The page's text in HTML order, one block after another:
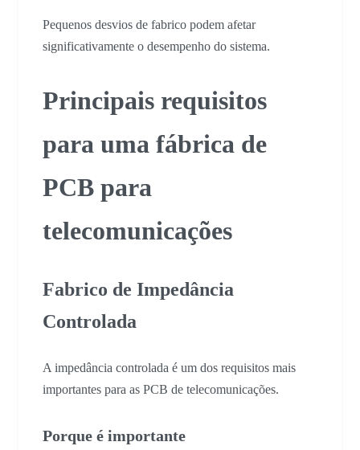
Pequenos desvios de fabrico podem afetar
significativamente o desempenho do sistema.
Principais requisitos
para uma fábrica de
PCB para
telecomunicações
Fabrico de Impedância
Controlada
A impedância controlada é um dos requisitos mais
importantes para as PCB de telecomunicações.
Porque é importante